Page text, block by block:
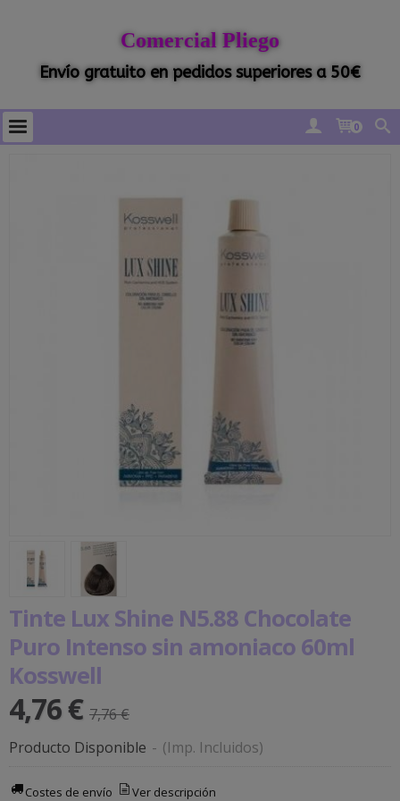
Comercial Pliego
Envío gratuito en pedidos superiores a 50€
0
Tinte Lux Shine N5.88 Chocolate
Puro Intenso sin amoniaco 60ml
Kosswell
4,76 € 7,76 €
Producto Disponible - (Imp. Incluidos)
Costes de envío Ver descripción